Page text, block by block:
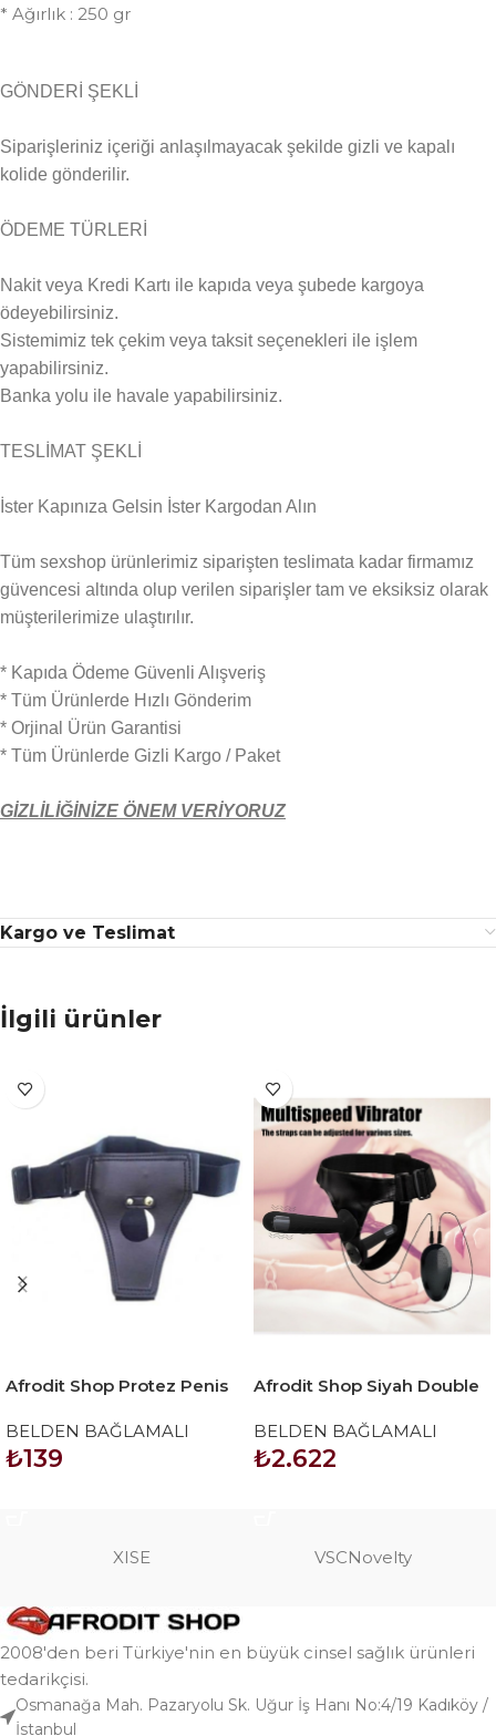
* Ağırlık : 250 gr
GÖNDERİ ŞEKLİ
Siparişleriniz içeriği anlaşılmayacak şekilde gizli ve kapalı
kolide gönderilir.
ÖDEME TÜRLERİ
Nakit veya Kredi Kartı ile kapıda veya şubede kargoya
ödeyebilirsiniz.
Sistemimiz tek çekim veya taksit seçenekleri ile işlem
yapabilirsiniz.
Banka yolu ile havale yapabilirsiniz.
TESLİMAT ŞEKLİ
İster Kapınıza Gelsin İster Kargodan Alın
Tüm sexshop ürünlerimiz siparişten teslimata kadar firmamız
güvencesi altında olup verilen siparişler tam ve eksiksiz olarak
müşterilerimize ulaştırılır.
* Kapıda Ödeme Güvenli Alışveriş
* Tüm Ürünlerde Hızlı Gönderim
* Orjinal Ürün Garantisi
* Tüm Ürünlerde Gizli Kargo / Paket
GİZLİLİĞİNİZE ÖNEM VERİYORUZ
Kargo ve Teslimat
İlgili ürünler
Afrodit Shop Protez Penis
Kemeri
BELDEN BAĞLAMALI
₺139
Afrodit Shop Siyah Double
Bağlamalı Çift Taraflı Bisex
Dildo Vibratör
BELDEN BAĞLAMALI
₺2.622
XISE VSCNovelty
2008'den beri Türkiye'nin en büyük cinsel sağlık ürünleri
tedarikçisi.
Osmanağa Mah. Pazaryolu Sk. Uğur İş Hanı No:4/19 Kadıköy /
İstanbul